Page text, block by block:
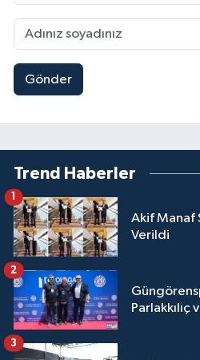
Gönder
Trend Haberler
Akif Manaf
Verildi
1
Parlakkılıç
2
3